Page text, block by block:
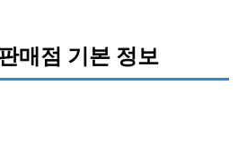
매점 기본 정보